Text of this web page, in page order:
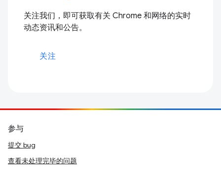
关注我们，即可获取有关 Chrome 和网络的实时
动态资讯和公告。
关注
参与
提交 bug
查看未处理完毕的问题